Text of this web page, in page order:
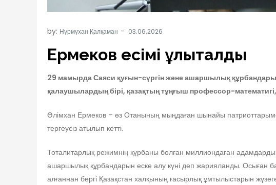
by: Нұрмұхан Қалқаман
Ермеков есімі ұлықталды
29 мамырда Саяси қуғын-сүргін және ашаршылық
қалаушылардың бірі, қазақтың тұңғыш профессор-математигі,
Әлімхан Ермеков – өз Отанының мыңдаған шынайы
тергеусіз атылып кетті.
Тоталитарлық режимнің құрбаны болған миллиондаған
ашаршылық құрбандарын еске алу күні деп жарияланды. Осыған
алғаннан бергі Қазақстан халқының ғасырлық ұмтылыстарын